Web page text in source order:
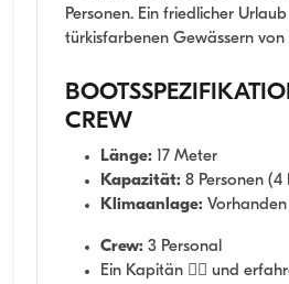
Personen. Ein friedlicher
türkisfarbenen Gewässern
CREW
Länge: 17 Meter
Kapazität: 8 Personen (4
Klimaanlage: Vorhanden
Crew: 3 Personal
Ein Kapitän 👨‍✈️ und